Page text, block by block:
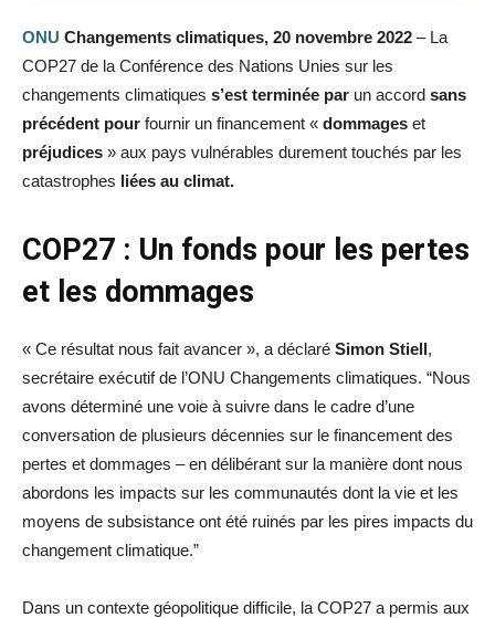
ONU Changements climatiques, 20 novembre 2022 – La
COP27 de la Conférence des Nations Unies sur les
changements climatiques s’est terminée par un accord sans
précédent pour fournir un financement « dommages et
préjudices » aux pays vulnérables durement touchés par les
catastrophes liées au climat.
COP27 : Un fonds pour les pertes
et les dommages
« Ce résultat nous fait avancer », a déclaré Simon Stiell,
secrétaire exécutif de l’ONU Changements climatiques. “Nous
avons déterminé une voie à suivre dans le cadre d’une
conversation de plusieurs décennies sur le financement des
pertes et dommages – en délibérant sur la manière dont nous
abordons les impacts sur les communautés dont la vie et les
moyens de subsistance ont été ruinés par les pires impacts du
changement climatique.”
Dans un contexte géopolitique difficile, la COP27 a permis aux